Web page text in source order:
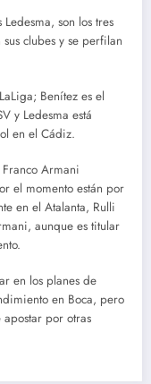
son los tres
clubes y se perfilan
Benítez es el
y Ledesma está
en el Cádiz.
Armani
el momento están por
en el Atalanta, Rulli
aunque es titular
en los planes de
en Boca, pero
por otras